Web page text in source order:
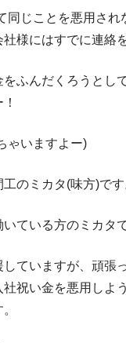
同じことを悪用され
様にはすでに連絡
ふんだくろうとし
ゃいますよー)
のミカタ(味方)です
ている方のミカタで
ていますが、頑張
祝い金を悪用しよ